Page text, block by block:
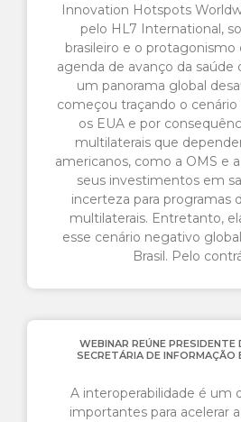
Innovation Hotspots
pelo HL7 International,
brasileiro e o protagonismo
agenda de avanço da
um panorama global
começou traçando o
os EUA e por
multilaterais que
americanos, como a OMS e
seus investimentos em
incerteza para programas
multilaterais. Entretanto,
esse cenário negativo
Brasil. Pelo
WEBINAR REÚNE PRESIDENTE
SECRETÁRIA DE INFORMAÇÃO
A interoperabilidade é um
importantes para acelerar